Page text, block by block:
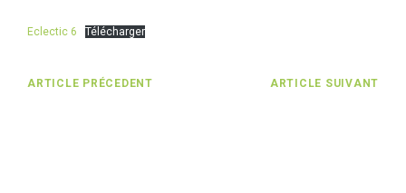
Eclectic 6 Télécharger
ARTICLE PRÉCEDENT ARTICLE SUIVANT